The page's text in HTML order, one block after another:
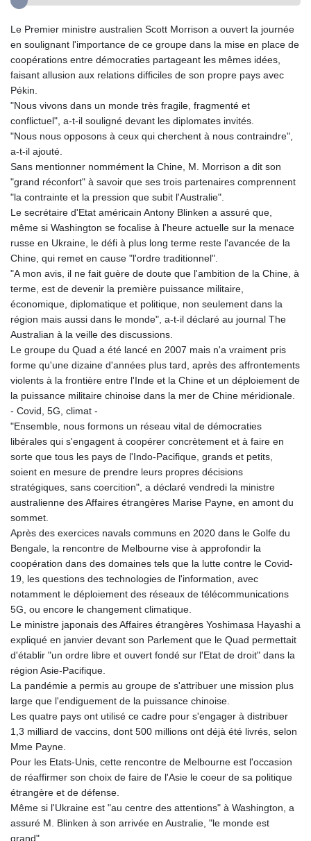
Le Premier ministre australien Scott Morrison a ouvert la journée
en soulignant l'importance de ce groupe dans la mise en place de
coopérations entre démocraties partageant les mêmes idées,
faisant allusion aux relations difficiles de son propre pays avec
Pékin.
"Nous vivons dans un monde très fragile, fragmenté et
conflictuel", a-t-il souligné devant les diplomates invités.
"Nous nous opposons à ceux qui cherchent à nous contraindre",
a-t-il ajouté.
Sans mentionner nommément la Chine, M. Morrison a dit son
"grand réconfort" à savoir que ses trois partenaires comprennent
"la contrainte et la pression que subit l'Australie".
Le secrétaire d'Etat américain Antony Blinken a assuré que,
même si Washington se focalise à l'heure actuelle sur la menace
russe en Ukraine, le défi à plus long terme reste l'avancée de la
Chine, qui remet en cause "l'ordre traditionnel".
"A mon avis, il ne fait guère de doute que l'ambition de la Chine, à
terme, est de devenir la première puissance militaire,
économique, diplomatique et politique, non seulement dans la
région mais aussi dans le monde", a-t-il déclaré au journal The
Australian à la veille des discussions.
Le groupe du Quad a été lancé en 2007 mais n'a vraiment pris
forme qu'une dizaine d'années plus tard, après des affrontements
violents à la frontière entre l'Inde et la Chine et un déploiement de
la puissance militaire chinoise dans la mer de Chine méridionale.
- Covid, 5G, climat -
"Ensemble, nous formons un réseau vital de démocraties
libérales qui s'engagent à coopérer concrètement et à faire en
sorte que tous les pays de l'Indo-Pacifique, grands et petits,
soient en mesure de prendre leurs propres décisions
stratégiques, sans coercition", a déclaré vendredi la ministre
australienne des Affaires étrangères Marise Payne, en amont du
sommet.
Après des exercices navals communs en 2020 dans le Golfe du
Bengale, la rencontre de Melbourne vise à approfondir la
coopération dans des domaines tels que la lutte contre le Covid-
19, les questions des technologies de l'information, avec
notamment le déploiement des réseaux de télécommunications
5G, ou encore le changement climatique.
Le ministre japonais des Affaires étrangères Yoshimasa Hayashi a
expliqué en janvier devant son Parlement que le Quad permettait
d'établir "un ordre libre et ouvert fondé sur l'Etat de droit" dans la
région Asie-Pacifique.
La pandémie a permis au groupe de s'attribuer une mission plus
large que l'endiguement de la puissance chinoise.
Les quatre pays ont utilisé ce cadre pour s'engager à distribuer
1,3 milliard de vaccins, dont 500 millions ont déjà été livrés, selon
Mme Payne.
Pour les Etats-Unis, cette rencontre de Melbourne est l'occasion
de réaffirmer son choix de faire de l'Asie le coeur de sa politique
étrangère et de défense.
Même si l'Ukraine est "au centre des attentions" à Washington, a
assuré M. Blinken à son arrivée en Australie, "le monde est
grand".